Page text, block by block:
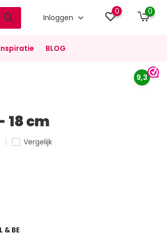
Inloggen
0 0
BLOG
9,3
cm
Vergelijk
& BE